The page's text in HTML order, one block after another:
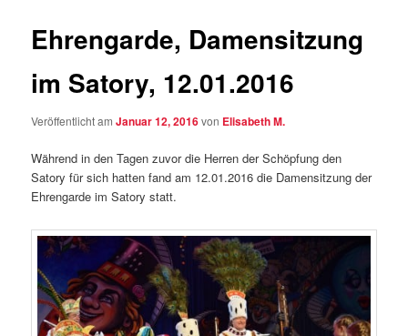
Ehrengarde, Damensitzung
im Satory, 12.01.2016
Veröffentlicht amJanuar 12, 2016von Elisabeth M.
Während in den Tagen zuvor die Herren der Schöpfung den
Satory für sich hatten fand am 12.01.2016 die Damensitzung der
Ehrengarde im Satory statt.